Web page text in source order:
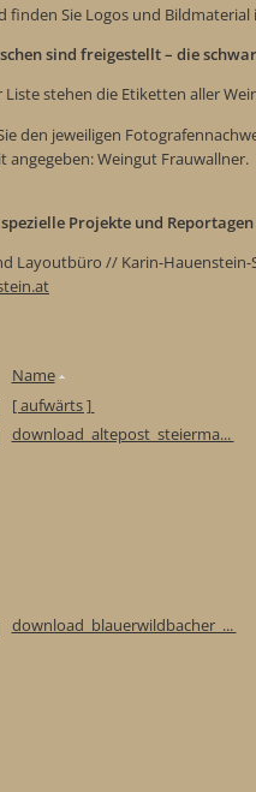
finden Sie Logos und
sind freigestellt – die
Liste stehen die Etiketten aller
den jeweiligen
angegeben: Weingut Frauwallner.
Projekte und
Layoutbüro // Karin-
Name
[ aufwärts ]
download_altepost_steierma...
download_blauerwildbacher_...